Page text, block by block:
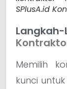
SPlusA.id
Memilih
kunci